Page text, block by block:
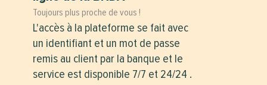
Toujours plus proche de vous !
L'accès à la plateforme se fait avec
un identifiant et un mot de passe
remis au client par la banque et le
service est disponible 7/7 et 24/24 .